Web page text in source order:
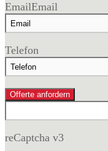
EmailEmail
Telefon
Offerte anfordern
reCaptcha v3